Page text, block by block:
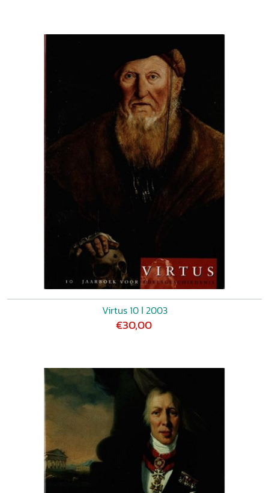
strategie in de Nederlanden FOSKEA VAN DER VEN,
Nederlands adelsrecht: een boekbeschouwing JAAP MOES,
Uit duizend jaar adel in Gelderland NIKOLAJ BIJLEVELD,
‘De adel is mijn stam.’ Interview met scheidend
hoofdredacteur Yme Kuiper
Virtus 10 ǀ 2003
€30,00